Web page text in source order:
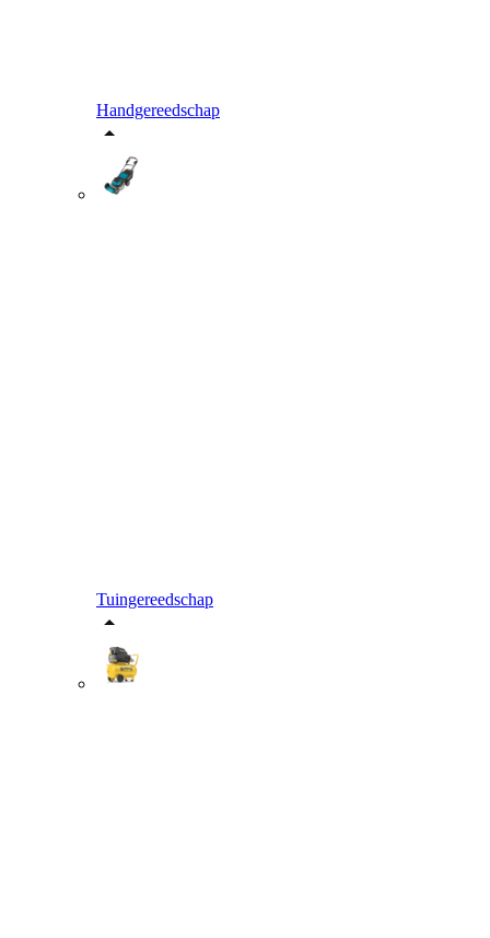
Handgereedschap
Tuingereedschap